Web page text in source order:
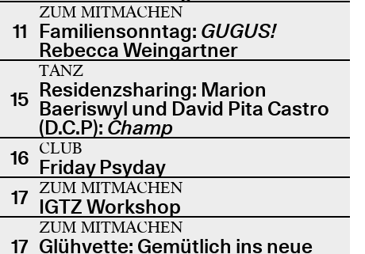
11
ZUM MITMACHEN
Familiensonntag: GUGUS!
Rebecca Weingartner
15
TANZ
Residenzsharing: Marion
Baeriswyl und David Pita Castro
(D.C.P): Champ
16 CLUB
Friday Psyday
17 ZUM MITMACHEN
IGTZ Workshop
17
ZUM MITMACHEN
Glühvette: Gemütlich ins neue